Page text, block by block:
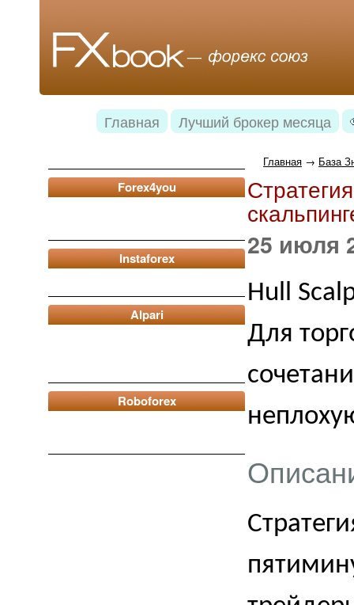
Главная Лучший брокер месяца
Forex4you
Instaforex
Alpari
Roboforex
Главная → База
25 июля
Hull
Для